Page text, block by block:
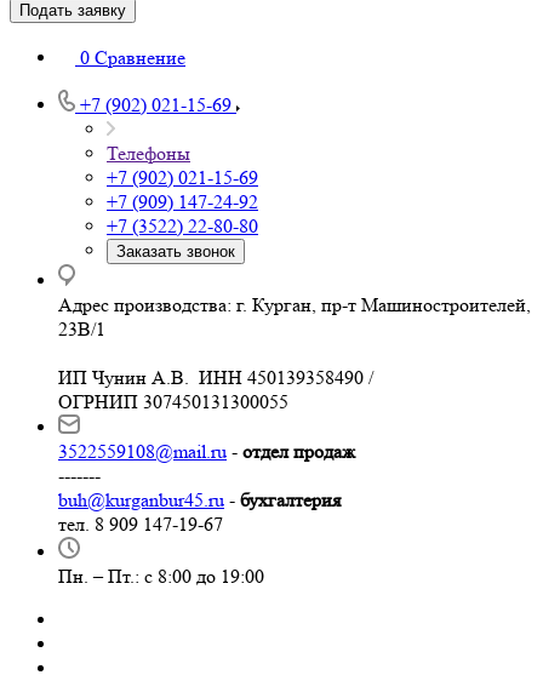
Подать заявку
0 Сравнение
+7 (902) 021-15-69
Телефоны
+7 (902) 021-15-69
+7 (909) 147-24-92
+7 (3522) 22-80-80
Заказать звонок
Адрес производства: г. Курган, пр-т Машиностроителей,
23В/1
ИП Чунин А.В. ИНН 450139358490 /
ОГРНИП 307450131300055
3522559108@mail.ru - отдел продаж
-------
buh@kurganbur45.ru - бухгалтерия
тел. 8 909 147-19-67
Пн. – Пт.: с 8:00 до 19:00